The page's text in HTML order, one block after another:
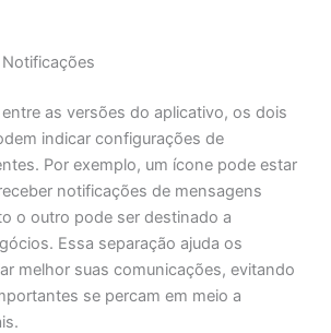
as versões do aplicativo, os dois
indicar configurações de
Por exemplo, um ícone pode estar
notificações de mensagens
o outro pode ser destinado a
Essa separação ajuda os
melhor suas comunicações, evitando
se percam em meio a